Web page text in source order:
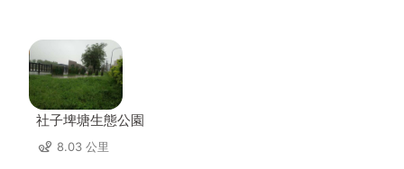
社子埤塘生態公園
8.03 公里